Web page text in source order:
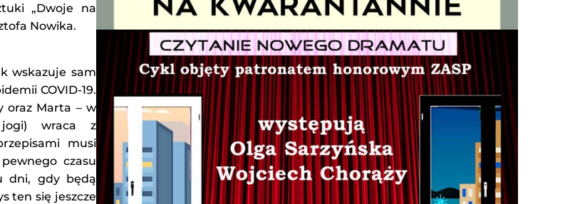
„Dwoje na
Nowika.
wskazuje sam
COVID-19.
oraz Marta – w
jogi) wraca z
musi
czasu
dni, gdy będą
ten się jeszcze